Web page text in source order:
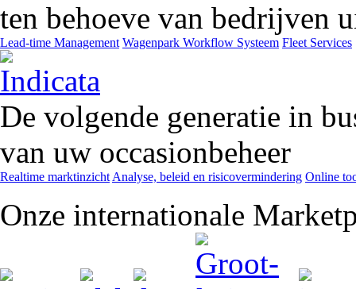
ten behoeve van bedrijven
Lead-time Management Wagenpark Workflow Systeem Fleet Services
De volgende generatie in
van uw occasionbeheer
Realtime marktinzicht Analyse, beleid en risicovermindering Online
Onze internationale